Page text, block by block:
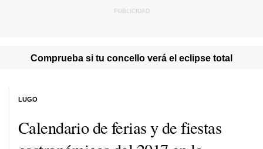
Comprueba si tu concello verá el eclipse total
Calendario de ferias y de fiestas
LUGO